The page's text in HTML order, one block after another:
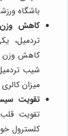
باشگاه
کاهش وزن
تردمیل،
کاهش وزن
شیب
میزان
تقویت
تقویت
کلسترول